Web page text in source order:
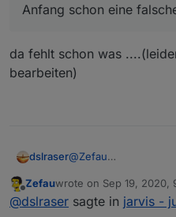
Anfang schon eine
da fehlt schon was
bearbeiten)
dslraser@Zefau
bearbeiten)
Spoiler
Offline
Zefauwrote on Sep 19, 2020,
last edited by ZefauSep
@dslraser sagte in jarvis -